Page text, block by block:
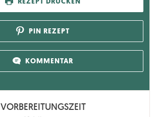
PIN REZEPT
KOMMENTAR
VORBEREITUNGSZEIT